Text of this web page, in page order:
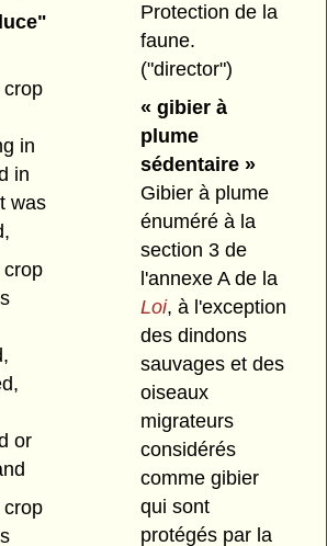
crop
in
in
was
crop
or
crop
Protection de la
faune.
("director")
« gibier à
plume
sédentaire »
Gibier à plume
énuméré à la
section 3 de
l'annexe A de la
Loi, à l'exception
des dindons
sauvages et des
oiseaux
migrateurs
considérés
comme gibier
qui sont
protégés par la